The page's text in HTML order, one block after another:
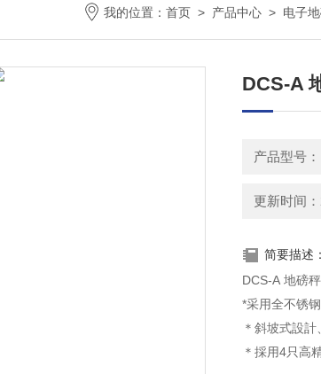
我的位置： 首页 > 产品中心 > 电子
DCS-A
产品型号：
更新时间
简要描述：
DCS-A 地磅秤
*采用全不锈
＊斜坡式設
＊採用4只高